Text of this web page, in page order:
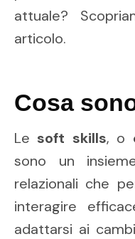
attuale?
articolo.
Cosa
Le soft skills, o
sono un
relazionali che
interagire
adattarsi ai